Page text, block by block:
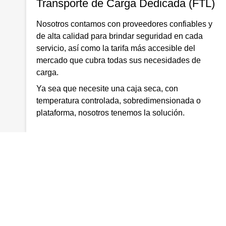
Transporte de Carga Dedicada (FTL)
Nosotros contamos con proveedores confiables y
de alta calidad para brindar seguridad en cada
servicio, así como la tarifa más accesible del
mercado que cubra todas sus necesidades de
carga.
Ya sea que necesite una caja seca, con
temperatura controlada, sobredimensionada o
plataforma, nosotros tenemos la solución.